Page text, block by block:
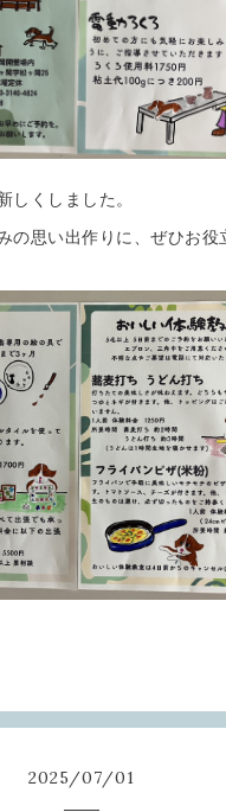
しくしました。
の思い出作りに、ぜひお役
2025/07/01